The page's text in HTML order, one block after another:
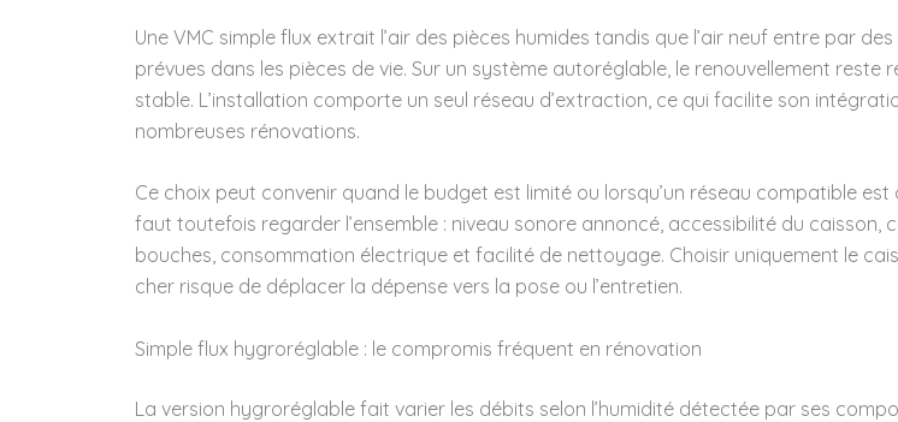
Une VMC simple flux extrait l’air des pièces humides tandis que l’air neuf entre par
prévues dans les pièces de vie. Sur un système autoréglable, le renouvellement reste
stable. L’installation comporte un seul réseau d’extraction, ce qui facilite son
nombreuses rénovations.
Ce choix peut convenir quand le budget est limité ou lorsqu’un réseau compatible est
faut toutefois regarder l’ensemble : niveau sonore annoncé, accessibilité du caisson,
bouches, consommation électrique et facilité de nettoyage. Choisir uniquement le
cher risque de déplacer la dépense vers la pose ou l’entretien.
Simple flux hygroréglable : le compromis fréquent en rénovation
La version hygroréglable fait varier les débits selon l’humidité détectée par ses